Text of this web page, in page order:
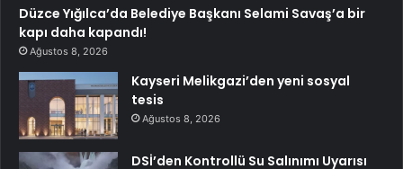
Düzce Yığılca’da Belediye Başkanı Selami Savaş’a bir
kapı daha kapandı!
Ağustos 8, 2026
Kayseri Melikgazi’den yeni sosyal
tesis
Ağustos 8, 2026
DSİ’den Kontrollü Su Salınımı Uyarısı